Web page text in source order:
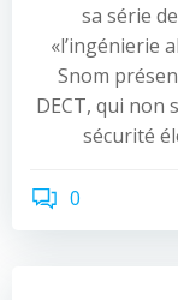
sa série
«l’ingénierie
Snom
DECT, qui non
sécurité
0